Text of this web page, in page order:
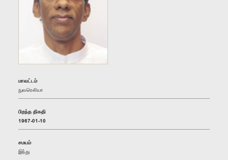
மாவட்டம்
நுவரெலியா
பிறந்த திகதி
1967-01-10
சமயம்
இந்து